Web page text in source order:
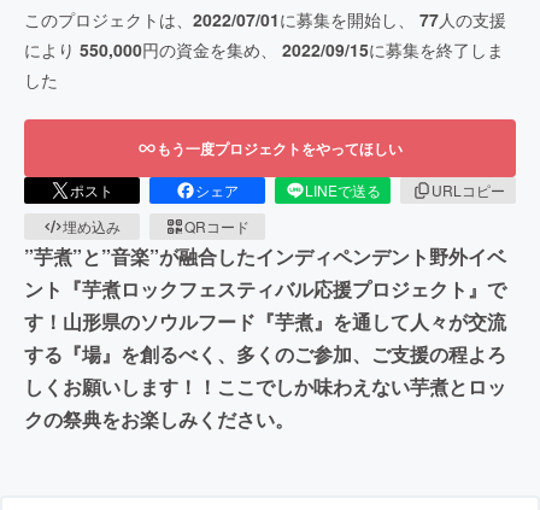
このプロジェクトは、 2022/07/01に募集を開始し、 77人の支援
により 550,000円の資金を集め、 2022/09/15に募集を終了しま
した
もう一度プロジェクトをやってほしい
ポスト シェア LINEで送る
URLコピー
埋め込み
QRコード
”芋煮”と”音楽”が融合したインディペンデント野外イベ
ント『芋煮ロックフェスティバル応援プロジェクト』で
す！山形県のソウルフード『芋煮』を通して人々が交流
する『場』を創るべく、多くのご参加、ご支援の程よろ
しくお願いします！！ここでしか味わえない芋煮とロッ
クの祭典をお楽しみください。